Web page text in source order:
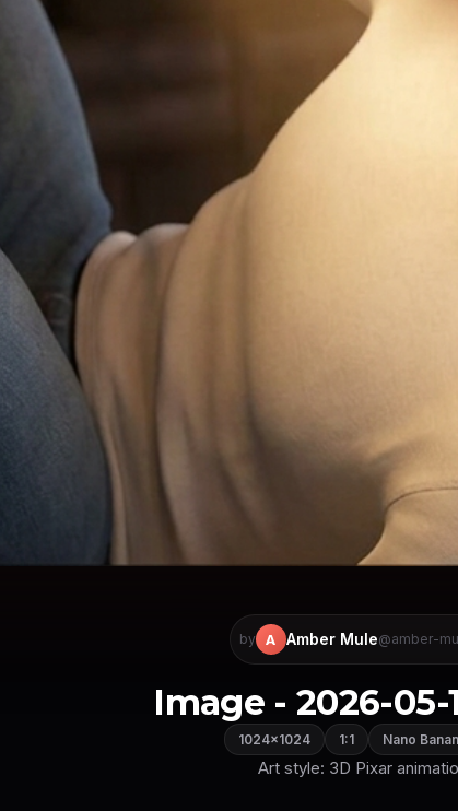
by A Amber Mule@amber-
Image - 2026-05-
1024×1024 1:1 Nano
Art style: 3D Pixar